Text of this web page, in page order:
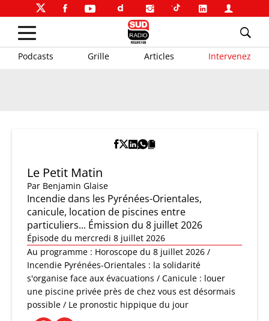
Podcasts Grille Articles Intervenez
Le Petit Matin
Par Benjamin Glaise
Incendie dans les Pyrénées-Orientales,
canicule, location de piscines entre
particuliers... Émission du 8 juillet 2026
Épisode du mercredi 8 juillet 2026
Au programme : Horoscope du 8 juillet 2026 /
Incendie Pyrénées-Orientales : la solidarité
s'organise face aux évacuations / Canicule : louer
une piscine privée près de chez vous est désormais
possible / Le pronostic hippique du jour